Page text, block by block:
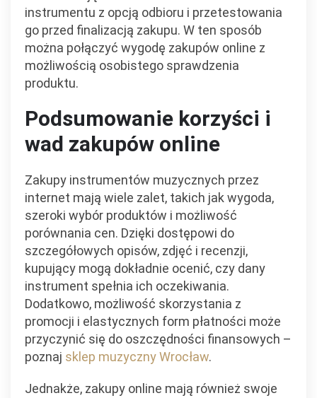
instrumentu z opcją odbioru i przetestowania
go przed finalizacją zakupu. W ten sposób
można połączyć wygodę zakupów online z
możliwością osobistego sprawdzenia
produktu.
Podsumowanie korzyści i
wad zakupów online
Zakupy instrumentów muzycznych przez
internet mają wiele zalet, takich jak wygoda,
szeroki wybór produktów i możliwość
porównania cen. Dzięki dostępowi do
szczegółowych opisów, zdjęć i recenzji,
kupujący mogą dokładnie ocenić, czy dany
instrument spełnia ich oczekiwania.
Dodatkowo, możliwość skorzystania z
promocji i elastycznych form płatności może
przyczynić się do oszczędności finansowych –
poznaj sklep muzyczny Wrocław.
Jednakże, zakupy online mają również swoje